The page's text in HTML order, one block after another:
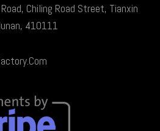
Chiling Road Street, Tianxin
410111